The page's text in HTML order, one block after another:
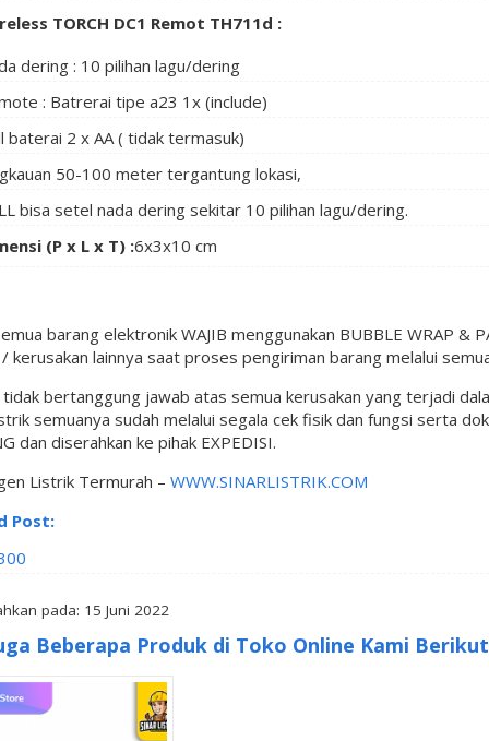
TORCH DC1 Remot TH711d :
dering : 10 pilihan lagu/dering
: Batrerai tipe a23 1x (include)
baterai 2 x AA ( tidak termasuk)
50-100 meter tergantung lokasi,
bisa setel nada dering sekitar 10 pilihan lagu/dering.
(P x L x T) :6x3x10 cm
barang elektronik WAJIB menggunakan BUBBLE WRAP &
/ kerusakan lainnya saat proses pengiriman barang melalui
tidak bertanggung jawab atas semua kerusakan yang terjadi
semuanya sudah melalui segala cek fisik dan fungsi serta
dan diserahkan ke pihak EXPEDISI.
Listrik Termurah – WWW.SINARLISTRIK.COM
Post:
pada: 15 Juni 2022
Beberapa Produk di Toko Online Kami